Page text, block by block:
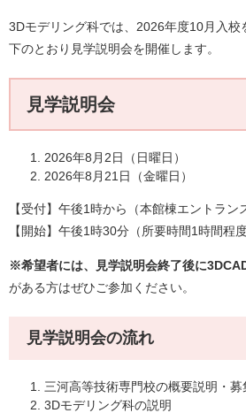
3Dモデリング科では、2026年度10月入校
下のとおり見学説明会を開催します。
見学説明会
2026年8月2日（日曜日）
2026年8月21日（金曜日）
【受付】午後1時から（本館棟エントラン
【開始】午後1時30分（所要時間1時間程度
※希望者には、見学説明会終了後に
がある方はぜひご参加ください。
見学説明会の流れ
三河高等技術専門校の概要説明・募
3Dモデリング科の説明